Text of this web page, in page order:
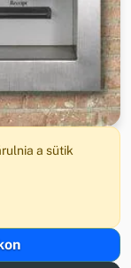
a sütik